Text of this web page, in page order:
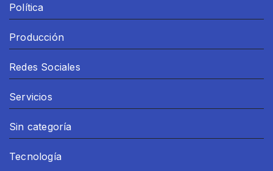
Política
Producción
Redes Sociales
Servicios
Sin categoría
Tecnología